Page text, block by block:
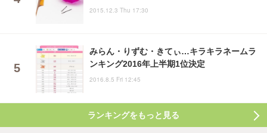
2015.12.3 Thu 17:30
みらん・りずむ・きてぃ…キラキラネームラ
ンキング2016年上半期1位決定
2016.8.5 Fri 12:45
ランキングをもっと見る